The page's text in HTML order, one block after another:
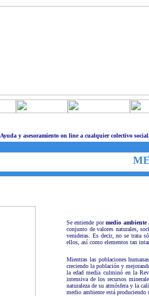
Ayuda y asesoramiento on line a cualquier colectivo
Se entiende pormedio ambiente
conjunto de valores naturales,
venideras. Es decir, no se trata
ellos, así como elementos tan
Mientras las poblaciones
creciendo la población y
la edad media culminó en la
intensiva de los recursos
naturaleza de su atmósfera y la
medio ambiente está produciendo